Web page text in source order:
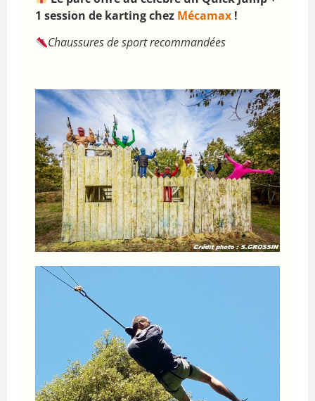
1 session de karting chez Mécamax !
Chaussures de sport recommandées